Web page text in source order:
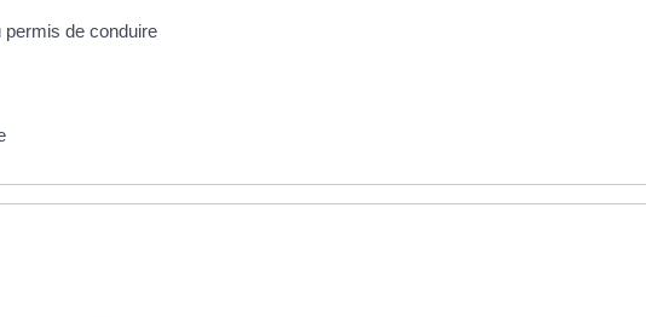
de conduire